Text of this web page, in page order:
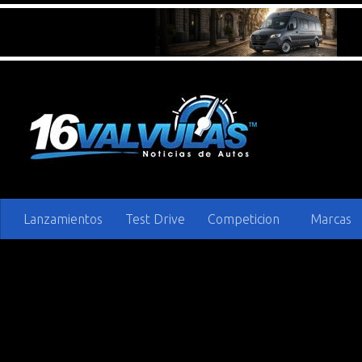
Lanzamientos Test Drive Competicion Marcas